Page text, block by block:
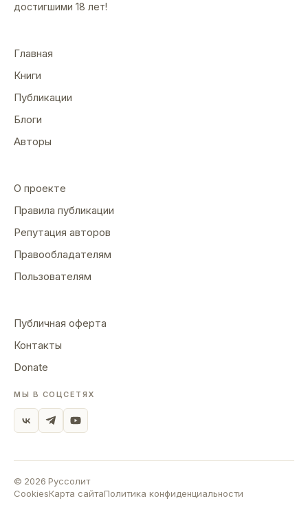
достигшими 18 лет!
Главная
Книги
Публикации
Блоги
Авторы
О проекте
Правила публикации
Репутация авторов
Правообладателям
Пользователям
Публичная оферта
Контакты
Donate
МЫ В СОЦСЕТЯХ
© 2026 Руссолит
CookiesКарта сайтаПолитика конфиденциальности